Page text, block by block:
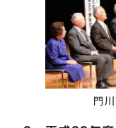
門川市長